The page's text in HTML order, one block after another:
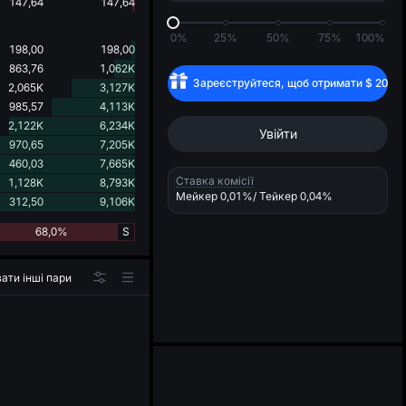
інші пари
198,00
198,00
863,76
1,062K
2,065K
3,127K
985,57
4,113K
2,122K
6,234K
970,65
7,205K
460,03
7,665K
1,128K
8,793K
312,50 9,106K
68,0% S
0% 25% 50% 75% 100%
Зареєструйтеся, щоб отримати $ 20
Увійти
Ставка комісії
Мейкер 0,01%/ Тейкер 0,04%